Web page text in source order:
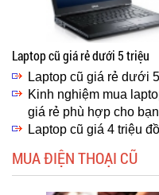
Laptop cũ giá rẻ dưới 5 triệu
Laptop cũ giá rẻ dưới
Kinh nghiệm mua
giá rẻ phù hợp cho bạn
Laptop cũ giá 4 triệu
MUA ĐIỆN THOẠI CŨ